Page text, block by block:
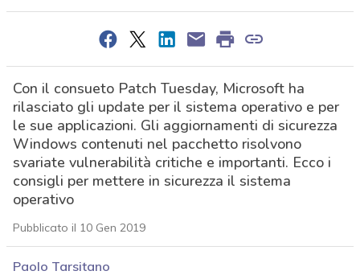
Con il consueto Patch Tuesday, Microsoft ha
rilasciato gli update per il sistema operativo e per
le sue applicazioni. Gli aggiornamenti di sicurezza
Windows contenuti nel pacchetto risolvono
svariate vulnerabilità critiche e importanti. Ecco i
consigli per mettere in sicurezza il sistema
operativo
Pubblicato il 10 Gen 2019
Paolo Tarsitano